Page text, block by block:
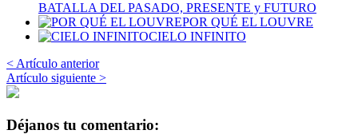
BATALLA DEL PASADO, PRESENTE y FUTURO
POR QUÉ EL LOUVRE
CIELO INFINITO
< Artículo anterior
Artículo siguiente >
Déjanos tu comentario: